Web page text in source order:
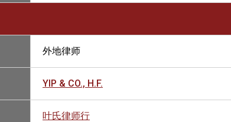
外地律师
YIP & CO., H.F.
叶氏律师行